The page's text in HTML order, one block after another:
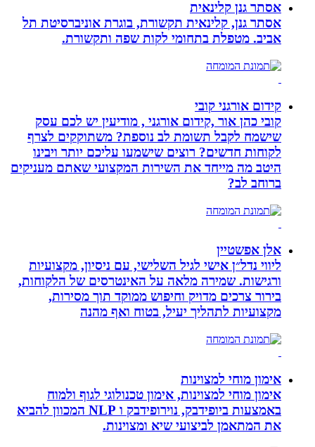
אסתר גנן קלינאית
אסתר גנן, קלינאית תקשורת, בוגרת אוניברסיטת תל
אביב. מטפלת בתחומי לקות שפה ותקשורת.
קידום אורגני קובי
קובי כהן אור ,קידום אורגני , מודיעין יש לכם עסק
שישמח לקבל תשומת לב נוספת? משתוקקים לצרף
לקוחות חדשים? רוצים שישמעו עליכם יותר ויבינו
היטב מה מייחד את השירות המקצועי שאתם מעניקים
ברוחב לב?
אלן אפשטיין
ליווי נדל״ן אישי לגיל השלישי, עם ניסיון, מקצועיות
ורגישות. שמירה מלאה על האינטרסים של הלקוחות,
בירור צרכים מדויק וחיפוש ממוקד תוך מסירות,
מקצועיות לתהליך יעיל, בטוח ואף מהנה
אימון מוחי למצוינות
אימון מוחי למצוינות, אימון טכנולוגי לגוף ולמוח
באמצעות ביופידבק, נוירופידבק ו NLP המכוון להביא
את המתאמן לביצועי שיא ומצוינות.